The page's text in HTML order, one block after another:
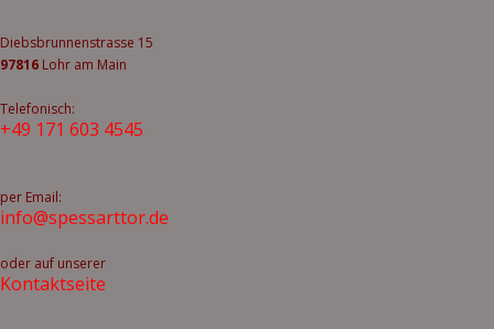
Diebsbrunnenstrasse 15
97816 Lohr am Main
Telefonisch:
+49 171 603 4545
per Email:
info@spessarttor.de
oder auf unserer
Kontaktseite